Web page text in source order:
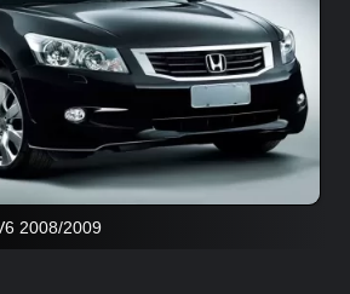
2008/2009